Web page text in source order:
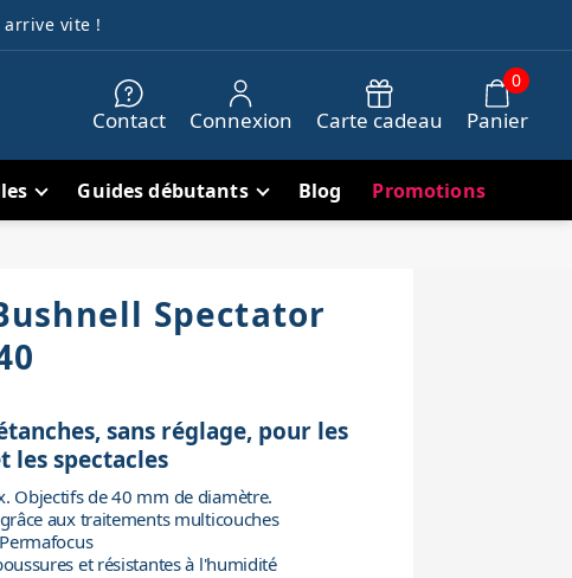
arrive vite !
Contact Connexion Carte cadeau Panier
0
Guides débutants Blog Promotions
Spectator
sans réglage, pour les
les spectacles
Objectifs de 40 mm de diamètre.
aux traitements multicouches
et résistantes à l'humidité